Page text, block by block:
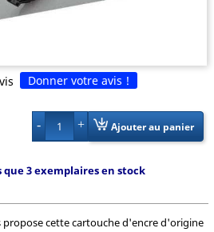
Donner votre avis !
1 Ajouter au panier
3 exemplaires en stock
propose cette cartouche d'encre d'origine